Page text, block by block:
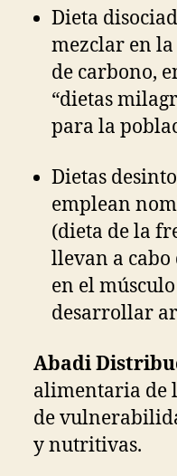
Dieta
mezclar en
de carbono,
“dietas
para la
Dietas
emplean
(dieta de la
llevan a
en el
desarrollar
Abadi
alimentaria de
de
y nutritivas.